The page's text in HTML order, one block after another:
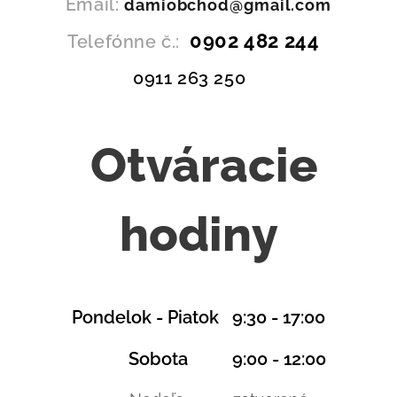
damiobchod@gmail.com
Telefónne č.: 0902 482 244
0911 263 250
Otváracie
hodiny
Pondelok - Piatok 9:30 - 17:00
Sobota 9:00 - 12:00